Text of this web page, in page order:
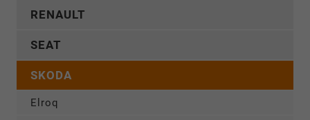
RENAULT
SEAT
SKODA
Elroq